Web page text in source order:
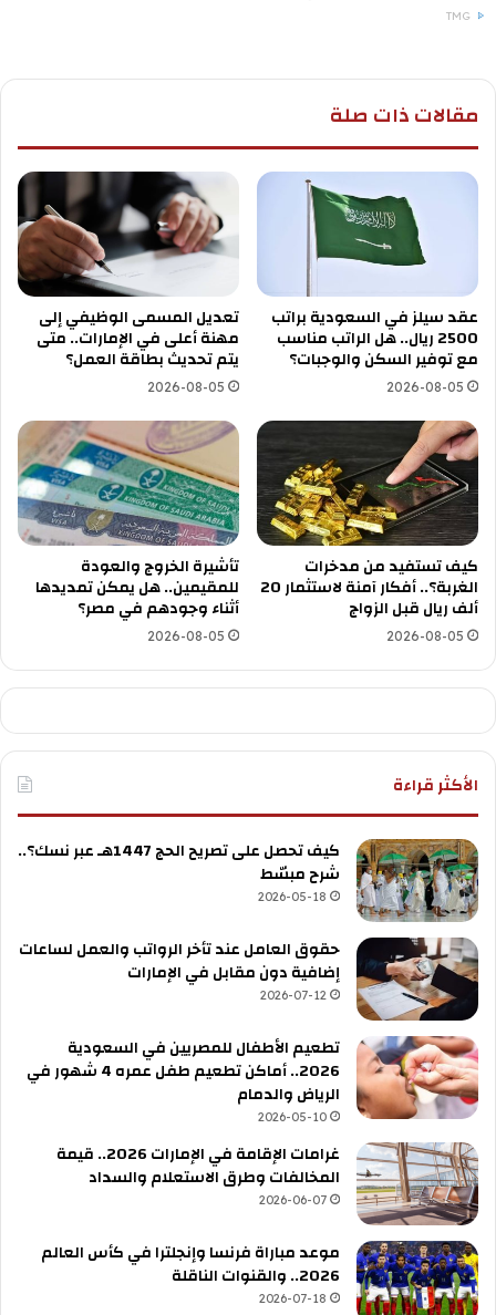
TMG
مقالات ذات صلة
عقد سيلز في السعودية براتب
2500 ريال.. هل الراتب مناسب
مع توفير السكن والوجبات؟
2026-08-05
تعديل المسمى الوظيفي إلى
مهنة أعلى في الإمارات.. متى
يتم تحديث بطاقة العمل؟
2026-08-05
كيف تستفيد من مدخرات
الغربة؟.. أفكار آمنة لاستثمار 20
ألف ريال قبل الزواج
2026-08-05
تأشيرة الخروج والعودة
للمقيمين.. هل يمكن تمديدها
أثناء وجودهم في مصر؟
2026-08-05
الأكثر قراءة
كيف تحصل على تصريح الحج 1447هـ عبر نسك؟..
شرح مبسّط
2026-05-18
حقوق العامل عند تأخر الرواتب والعمل لساعات
إضافية دون مقابل في الإمارات
2026-07-12
تطعيم الأطفال للمصريين في السعودية
2026.. أماكن تطعيم طفل عمره 4 شهور في
الرياض والدمام
2026-05-10
غرامات الإقامة في الإمارات 2026.. قيمة
المخالفات وطرق الاستعلام والسداد
2026-06-07
موعد مباراة فرنسا وإنجلترا في كأس العالم
2026.. والقنوات الناقلة
2026-07-18